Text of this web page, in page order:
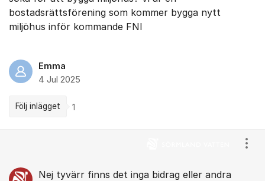
bostadsrättsförening som kommer bygga nytt
miljöhus inför kommande FNI
Emma
4 Jul 2025
Följ inlägget 1
Nej tyvärr finns det inga bidrag eller andra